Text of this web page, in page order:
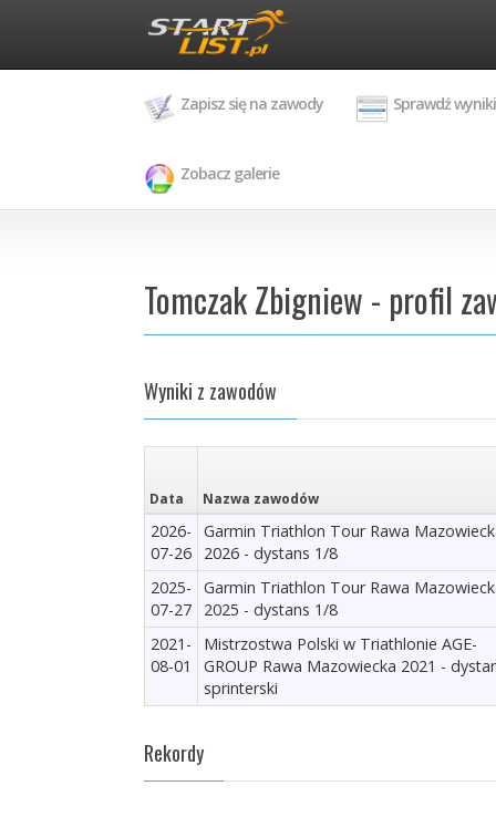
Zapisz się na zawody Sprawdź wyniki
Zobacz galerie
Tomczak Zbigniew - profil
Wyniki z zawodów
Data Nazwa zawodów
2026-
07-26
Garmin Triathlon Tour Rawa
2026 - dystans 1/8
2025-
07-27
Garmin Triathlon Tour Rawa
2025 - dystans 1/8
2021-
08-01
Mistrzostwa Polski w Triathlonie AGE-
GROUP Rawa Mazowiecka 2021 -
sprinterski
Rekordy